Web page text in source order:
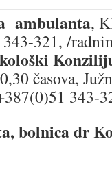
ambulanta,
321, /
časova,
343-
bolnica dr